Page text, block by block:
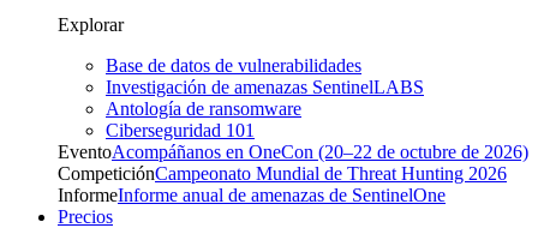
Explorar
Base de datos de vulnerabilidades
Investigación de amenazas SentinelLABS
Antología de ransomware
Ciberseguridad 101
EventoAcompáñanos en OneCon (20–22 de octubre de 2026)
CompeticiónCampeonato Mundial de Threat Hunting 2026
InformeInforme anual de amenazas de SentinelOne
Precios